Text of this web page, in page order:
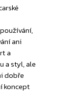
ani
a
a styl, ale
dobře
koncept